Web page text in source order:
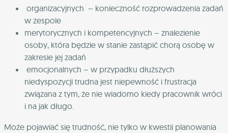
organizacyjnych – konieczność rozprowadzenia zadań
w zespole
merytorycznych i kompetencyjnych – znalezienie
osoby, która będzie w stanie zastąpić chorą osobę w
zakresie jej zadań
emocjonalnych – w przypadku dłuższych
niedyspozycji trudna jest niepewność i frustracja
związana z tym, że nie wiadomo kiedy pracownik wróci
i na jak długo.
Może pojawiać się trudność, nie tylko w kwestii planowania